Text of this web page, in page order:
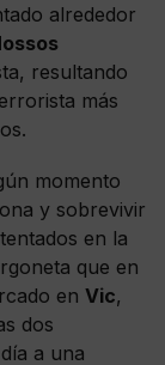
alrededor
resultando
más
momento
y sobrevivir
en la
que en
en Vic,
dos
a una